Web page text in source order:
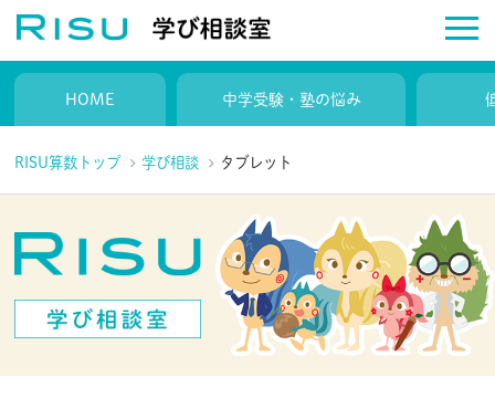
HOME 中学受験・塾の悩み
RISU算数トップ 学び相談 タブレット